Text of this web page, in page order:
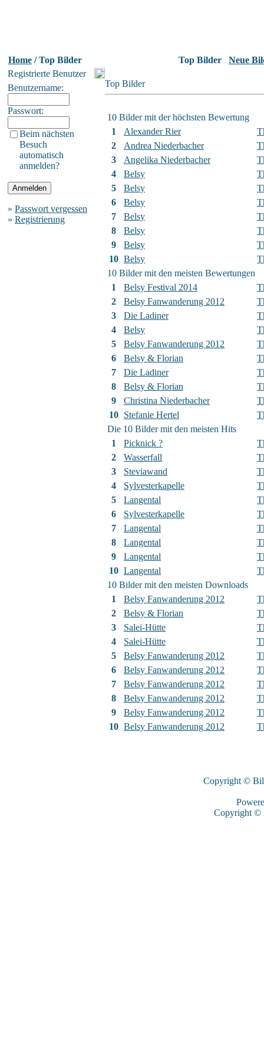
Home / Top Bilder Top Bilder
Neue
Registrierte Benutzer
Benutzername:
Passwort:
Beim nächsten
Besuch
automatisch
anmelden?
» Passwort vergessen
» Registrierung
Top Bilder
10 Bilder mit der höchsten Bewertung
1
Alexander Rier
2
Andrea Niederbacher
3
Angelika Niederbacher
4
Belsy
5
Belsy
6
Belsy
7
Belsy
8
Belsy
9
Belsy
10 Belsy
10 Bilder mit den meisten Bewertungen
1
Belsy Festival 2014
2
Belsy Fanwanderung 2012
3
Die Ladiner
4
Belsy
5
Belsy Fanwanderung 2012
6
Belsy & Florian
7
Die Ladiner
8
Belsy & Florian
9
Christina Niederbacher
10 Stefanie Hertel
Die 10 Bilder mit den meisten Hits
1
Picknick ?
2
Wasserfall
3
Steviawand
4
Sylvesterkapelle
5
Langental
6
Sylvesterkapelle
7
Langental
8
Langental
9
Langental
10 Langental
10 Bilder mit den meisten Downloads
1
Belsy Fanwanderung 2012
2
Belsy & Florian
3
Salei-Hütte
4
Salei-Hütte
5
Belsy Fanwanderung 2012
6
Belsy Fanwanderung 2012
7
Belsy Fanwanderung 2012
8
Belsy Fanwanderung 2012
9
Belsy Fanwanderung 2012
10 Belsy Fanwanderung 2012
Copyright ©
Copyright ©